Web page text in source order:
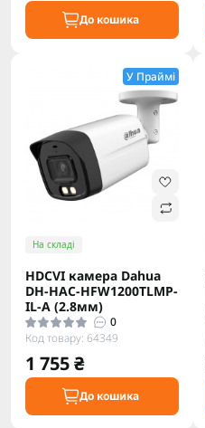
До кошика
У Праймі
На складі
HDCVI камера Dahua
DH-HAC-HFW1200TLMP-
IL-A (2.8мм)
0
Код товару: 64349
1 755 ₴
До кошика